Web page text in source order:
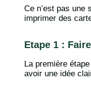
Ce n’est pas une
imprimer des
Etape 1 :
La première
avoir une idée